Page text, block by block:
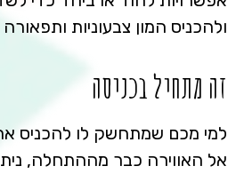
ולהכניס המון צבעוניות
זה מתחיל בכניסה
למי מכם שמתחשק לו להכניס את
אל האווירה כבר מההתחלה,